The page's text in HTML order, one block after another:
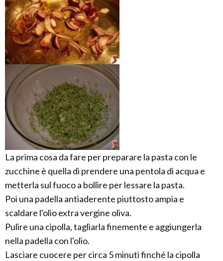
La prima cosa da fare per preparare la pasta con le
zucchine è quella di prendere una pentola di acqua e
metterla sul fuoco a bollire per lessare la pasta.
Poi una padella antiaderente piuttosto ampia e
scaldare l'olio extra vergine oliva.
Pulire una cipolla, tagliarla finemente e aggiungerla
nella padella con l'olio.
Lasciare cuocere per circa 5 minuti finché la cipolla